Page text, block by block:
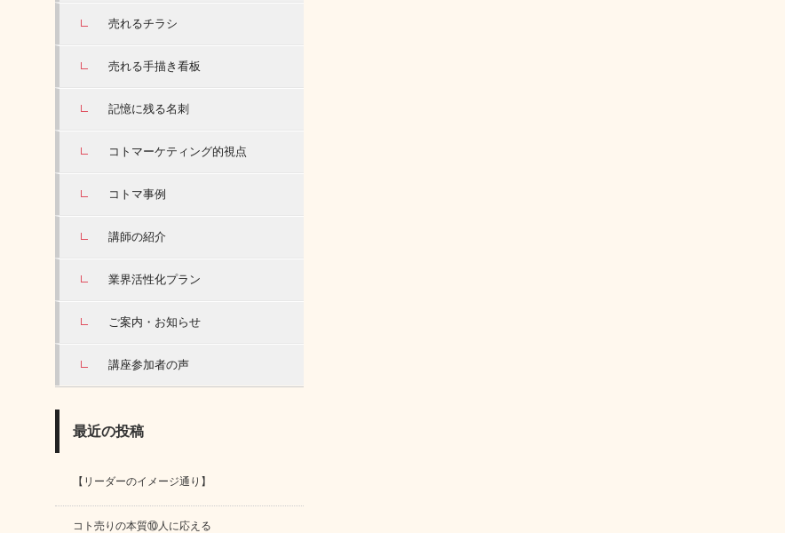
売れるチラシ
売れる手描き看板
記憶に残る名刺
コトマーケティング的視点
コトマ事例
講師の紹介
業界活性化プラン
ご案内・お知らせ
講座参加者の声
最近の投稿
【リーダーのイメージ通り】
コト売りの本質⑩人に応える